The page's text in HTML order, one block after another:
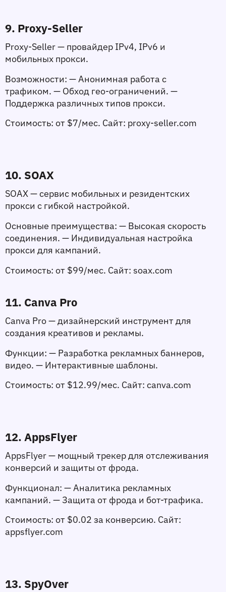
9. Proxy-Seller
Proxy-Seller — провайдер IPv4, IPv6 и
мобильных прокси.
Возможности: — Анонимная работа с
трафиком. — Обход гео-ограничений. —
Поддержка различных типов прокси.
Стоимость: от $7/мес. Сайт: proxy-seller.com
10. SOAX
SOAX — сервис мобильных и резидентских
прокси с гибкой настройкой.
Основные преимущества: — Высокая скорость
соединения. — Индивидуальная настройка
прокси для кампаний.
Стоимость: от $99/мес. Сайт: soax.com
11. Canva Pro
Canva Pro — дизайнерский инструмент для
создания креативов и рекламы.
Функции: — Разработка рекламных баннеров,
видео. — Интерактивные шаблоны.
Стоимость: от $12.99/мес. Сайт: canva.com
12. AppsFlyer
AppsFlyer — мощный трекер для отслеживания
конверсий и защиты от фрода.
Функционал: — Аналитика рекламных
кампаний. — Защита от фрода и бот-трафика.
Стоимость: от $0.02 за конверсию. Сайт:
appsflyer.com
13. SpyOver